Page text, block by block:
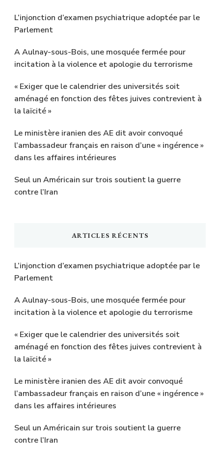
L’injonction d’examen psychiatrique adoptée par le
Parlement
A Aulnay-sous-Bois, une mosquée fermée pour
incitation à la violence et apologie du terrorisme
« Exiger que le calendrier des universités soit
aménagé en fonction des fêtes juives contrevient à
la laïcité »
Le ministère iranien des AE dit avoir convoqué
l’ambassadeur français en raison d’une « ingérence »
dans les affaires intérieures
Seul un Américain sur trois soutient la guerre
contre l’Iran
ARTICLES RÉCENTS
L’injonction d’examen psychiatrique adoptée par le
Parlement
A Aulnay-sous-Bois, une mosquée fermée pour
incitation à la violence et apologie du terrorisme
« Exiger que le calendrier des universités soit
aménagé en fonction des fêtes juives contrevient à
la laïcité »
Le ministère iranien des AE dit avoir convoqué
l’ambassadeur français en raison d’une « ingérence »
dans les affaires intérieures
Seul un Américain sur trois soutient la guerre
contre l’Iran